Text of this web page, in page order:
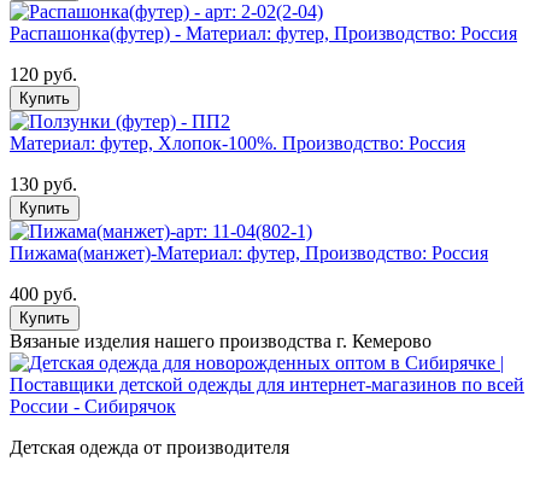
Распашонка(футер) - Материал: футер, Производство: Россия
120 руб.
Купить
Материал: футер, Хлопок-100%. Производство: Россия
130 руб.
Купить
Пижама(манжет)-Материал: футер, Производство: Россия
400 руб.
Купить
Вязаные изделия нашего производства г. Кемерово
Детская одежда от производителя